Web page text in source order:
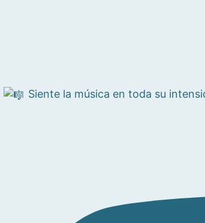
Siente la música en toda su